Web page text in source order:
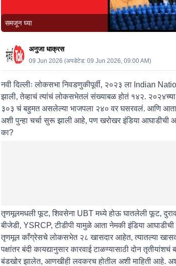
समजून घ्या
अनुजा धाक्रस
09 Jun 2026 (अपडेटेड: 09 Jun 2026, 09:00 AM)
नवी दिल्लीःलोकसभा निवडणुकीपूर्वी, २०२३ ला Indian
झाली, तेव्हाचं त्यांचं लोकसभेतलं संख्याबळ होतं १४२.
३०३ चं बहुमत असलेल्या भाजपला २४० वर घसरवलं. आणि आता
अशी पुन्हा चर्चा सुरू झाली आहे, पण खरोखर इंडिया
का?
तृणमूलमधली फूट, शिवसेना UBT मध्ये होऊ घातलेली फूट,
बीजेडी, YSRCP, टीडीपी यामुळे आता नेमकी इंडिया आघाडीची
तृणमूल काँग्रेसचे लोकसभेत २८ खासदार आहेत, त्यातल्या
पक्षांतर बंदी कायद्यानुसार कारवाई टाळण्यासाठी दोन
बंडखोर झालेत, आणखीही लवकरच होतील अशी माहिती आहे.